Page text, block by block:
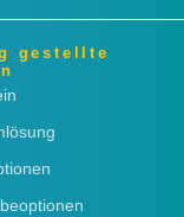
gestellte